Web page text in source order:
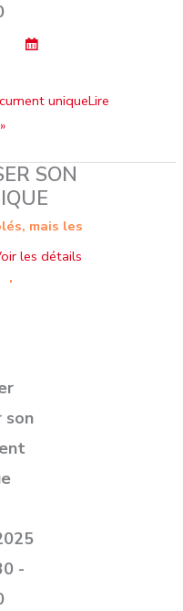
uniqueLire
SON
mais les
Cet
son
-